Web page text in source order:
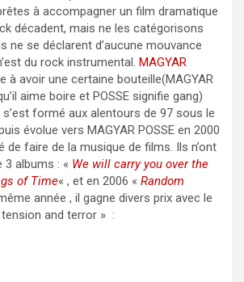
à accompagner un film dramatique
décadent, mais ne les catégorisons
ne se déclarent d’aucune mouvance
du rock instrumental. MAGYAR
à avoir une certaine bouteille(MAGYAR
aime boire et POSSE signifie gang)
formé aux alentours de 97 sous le
évolue vers MAGYAR POSSE en 2000
de faire de la musique de films. Ils n’ont
3 albums : « We will carry you over the
of Time« , et en 2006 « Random
année , il gagne divers prix avec le
and terror » :